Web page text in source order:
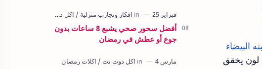
أفضل سحور صحي يشبع 8 ساعات بدون
جوع أو عطش في رمضان